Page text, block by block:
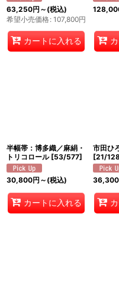
63,250円 ～ (税込)
希望小売価格: 107,800円
カートに入れる
半幅帯：博多織／麻絹・
トリコロール [53/577]
30,800円 ～ (税込)
カートに入れる
市田ひ
[21/
36,300